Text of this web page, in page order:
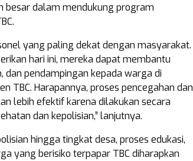
besar dalam mendukung program
yang paling dekat dengan masyarakat.
hari ini, mereka dapat membantu
dan pendampingan kepada warga di
TBC. Harapannya, proses pencegahan dan
lebih efektif karena dilakukan secara
dan kepolisian,” lanjutnya.
hingga tingkat desa, proses edukasi,
yang berisiko terpapar TBC diharapkan